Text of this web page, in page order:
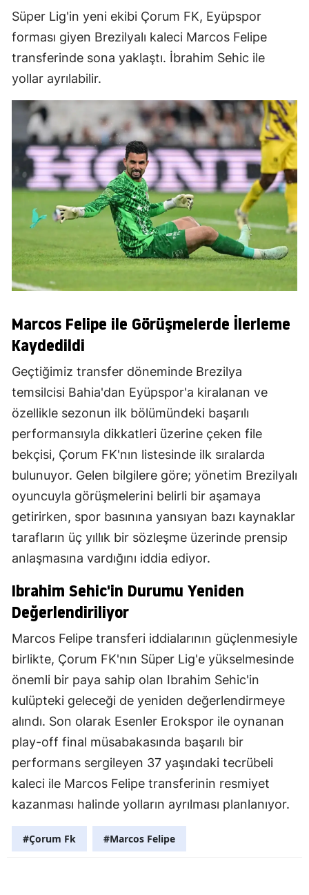
Süper Lig'in yeni ekibi Çorum FK, Eyüpspor
forması giyen Brezilyalı kaleci Marcos Felipe
transferinde sona yaklaştı. İbrahim Sehic ile
yollar ayrılabilir.
Marcos Felipe ile Görüşmelerde İlerleme
Kaydedildi
Geçtiğimiz transfer döneminde Brezilya
temsilcisi Bahia'dan Eyüpspor'a kiralanan ve
özellikle sezonun ilk bölümündeki başarılı
performansıyla dikkatleri üzerine çeken file
bekçisi, Çorum FK'nın listesinde ilk sıralarda
bulunuyor. Gelen bilgilere göre; yönetim Brezilyalı
oyuncuyla görüşmelerini belirli bir aşamaya
getirirken, spor basınına yansıyan bazı kaynaklar
tarafların üç yıllık bir sözleşme üzerinde prensip
anlaşmasına vardığını iddia ediyor.
Ibrahim Sehic'in Durumu Yeniden
Değerlendiriliyor
Marcos Felipe transferi iddialarının güçlenmesiyle
birlikte, Çorum FK'nın Süper Lig'e yükselmesinde
önemli bir paya sahip olan Ibrahim Sehic'in
kulüpteki geleceği de yeniden değerlendirmeye
alındı. Son olarak Esenler Erokspor ile oynanan
play-off final müsabakasında başarılı bir
performans sergileyen 37 yaşındaki tecrübeli
kaleci ile Marcos Felipe transferinin resmiyet
kazanması halinde yolların ayrılması planlanıyor.
#Çorum Fk #Marcos Felipe